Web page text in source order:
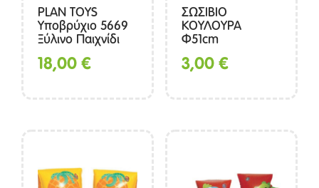
PLAN TOYS
Υποβρύχιο 5669
Ξύλινο Παιχνίδι
18,00€
ΣΩΣΙΒΙΟ
ΚΟΥΛΟΥΡΑ
Φ51cm
3,00€